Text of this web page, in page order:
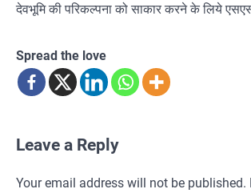
देवभूमि की परिकल्पना को साकार करने के लिये
Spread the love
Leave a Reply
Your email address will not be published.